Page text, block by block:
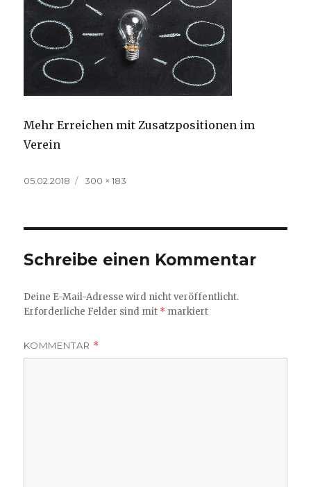
Mehr Erreichen mit Zusatzpositionen im
Verein
Veröffentlicht
05.02.2018
Volle
300 × 183
Schreibe einen Kommentar
Deine E-Mail-Adresse wird nicht veröffentlicht.
Erforderliche Felder sind mit * markiert
KOMMENTAR *